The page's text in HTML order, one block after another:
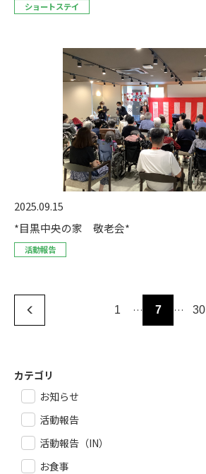
ショートステイ
2025.09.15
*目黒中央の家 敬老会*
活動報告
1 … 7 … 30
カテゴリ
お知らせ
活動報告
活動報告（IN）
お食事